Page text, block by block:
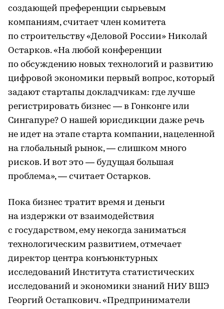
создающей преференции сырьевым
компаниям, считает член комитета
по строительству «Деловой России» Николай
Остарков. «На любой конференции
по обсуждению новых технологий и развитию
цифровой экономики первый вопрос, который
задают стартапы докладчикам: где лучше
регистрировать бизнес — в Гонконге или
Сингапуре? О нашей юрисдикции даже речь
не идет на этапе старта компании, нацеленной
на глобальный рынок, — слишком много
рисков. И вот это — будущая большая
проблема», — считает Остарков.
Пока бизнес тратит время и деньги
на издержки от взаимодействия
с государством, ему некогда заниматься
технологическим развитием, отмечает
директор центра конъюнктурных
исследований Института статистических
исследований и экономики знаний НИУ ВШЭ
Георгий Остапкович. «Предприниматели